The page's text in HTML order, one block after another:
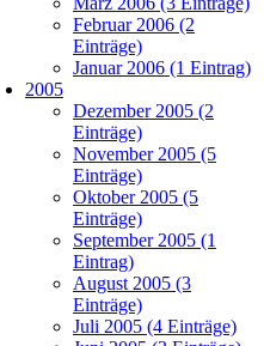
Februar 2006 (2
Einträge)
Januar 2006 (1 Eintrag)
2005
Dezember 2005 (2
Einträge)
November 2005 (5
Einträge)
Oktober 2005 (5
Einträge)
September 2005 (1
Eintrag)
August 2005 (3
Einträge)
Juli 2005 (4 Einträge)